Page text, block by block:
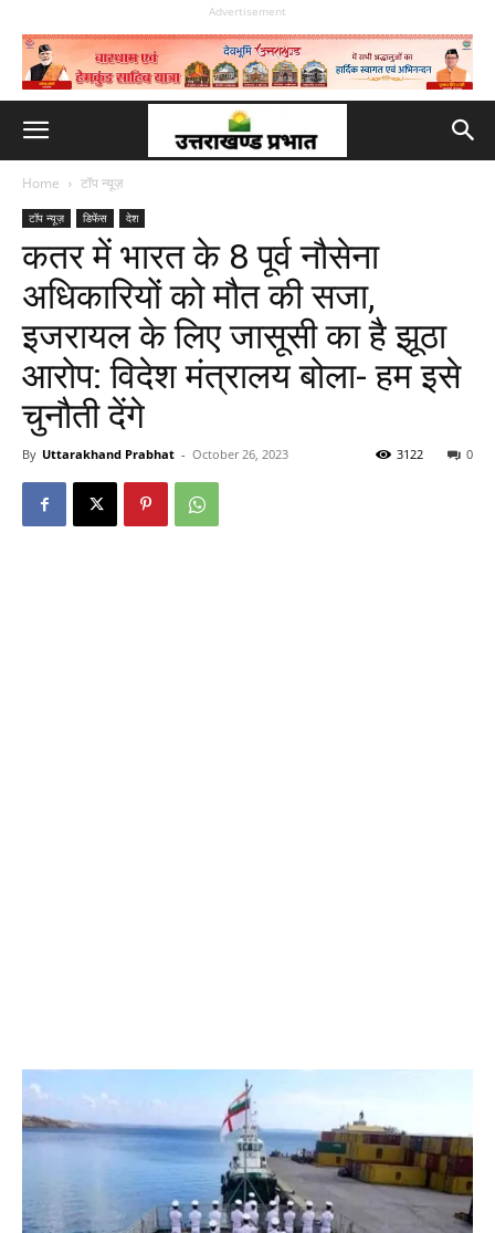
Advertisement
Home टॉप न्यूज़
टॉप न्यूज़ डिफेंस देश
कतर में भारत के 8 पूर्व नौसेना
अधिकारियों को मौत की सजा,
इजरायल के लिए जासूसी का है झूठा
आरोप: विदेश मंत्रालय बोला- हम इसे
चुनौती देंगे
By Uttarakhand Prabhat - October 26, 2023 0
3122